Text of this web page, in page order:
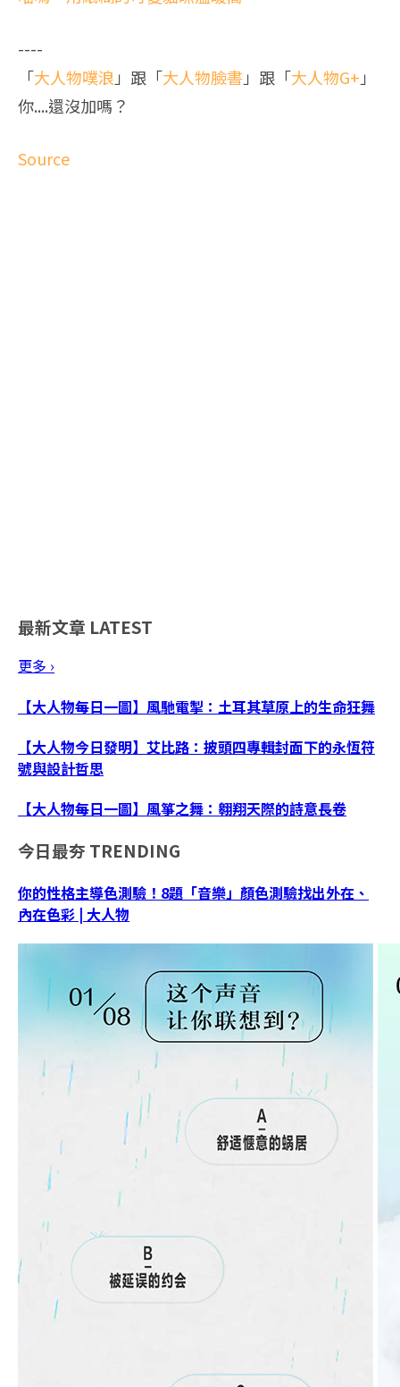
----
「大人物噗浪 」跟「大人物臉書」跟「大人物G+ 」
你....還沒加嗎？
Source
最新文章 LATEST
更多 ›
【大人物每日一圖】風馳電掣：土耳其草原上的生命狂舞
【大人物今日發明】艾比路：披頭四專輯封面下的永恆符
號與設計哲思
【大人物每日一圖】風箏之舞：翱翔天際的詩意長卷
今日最夯 TRENDING
你的性格主導色測驗！8題「音樂」顏色測驗找出外在、
內在色彩 | 大人物